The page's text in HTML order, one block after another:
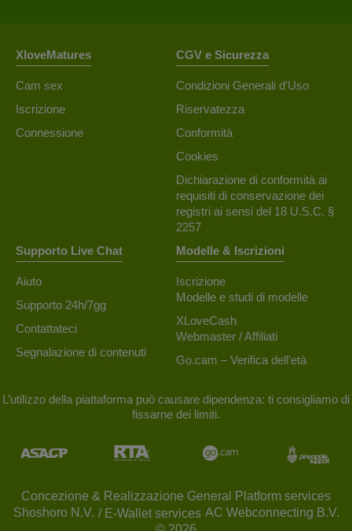
XloveMatures
Cam sex
Iscrizione
Connessione
CGV e Sicurezza
Condizioni Generali d'Uso
Riservatezza
Conformità
Cookies
Dichiarazione di conformità ai
requisiti di conservazione dei
registri ai sensi del 18 U.S.C. §
2257
Supporto Live Chat
Aiuto
Supporto 24h/7gg
Contattateci
Segnalazione di contenuti
Modelle & Iscrizioni
Iscrizione
Modelle e studi di modelle
XLoveCash
Webmaster / Affiliati
Go.cam – Verifica dell’età
L’utilizzo della piattaforma può causare dipendenza: ti consigliamo di
fissarne dei limiti.
Concezione & Realizzazione General Platform services
/ E-Wallet services